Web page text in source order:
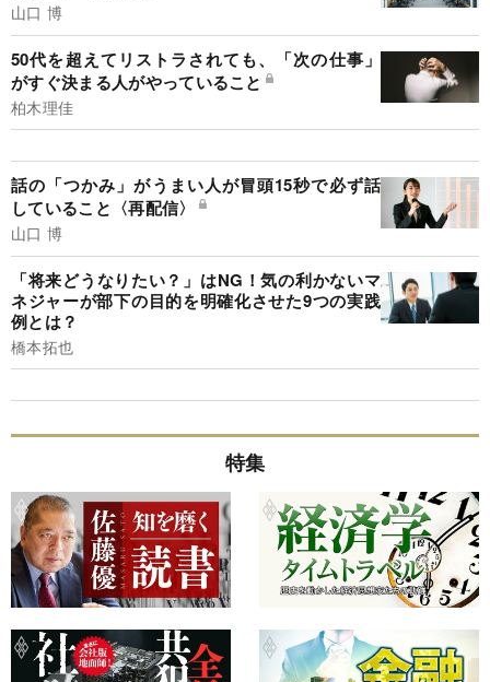
山口 博
50代を超えてリストラされても、「次の仕事」
がすぐ決まる人がやっていること
柏木理佳
話の「つかみ」がうまい人が冒頭15秒で必ず話
していること〈再配信〉
山口 博
「将来どうなりたい？」はNG！気の利かないマ
ネジャーが部下の目的を明確化させた9つの実践
例とは？
橋本拓也
特集